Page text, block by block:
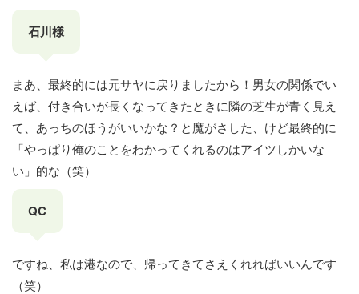
石川様
まあ、最終的には元サヤに戻りましたから！男女の関係でい
えば、付き合いが長くなってきたときに隣の芝生が青く見え
て、あっちのほうがいいかな？と魔がさした、けど最終的に
「やっぱり俺のことをわかってくれるのはアイツしかいな
い」的な（笑）
QC
ですね、私は港なので、帰ってきてさえくれればいいんです
（笑）